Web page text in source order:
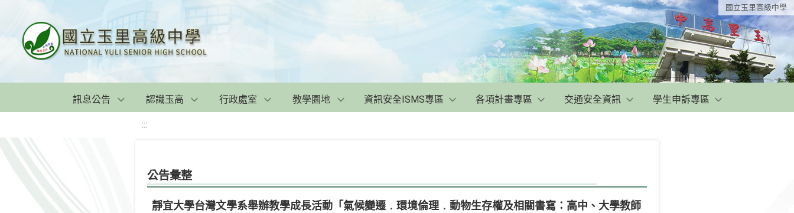
國立玉里高級中學
訊息公告 認識玉高 行政處室 教學園地 資訊安全ISMS專區 各項計畫專區 交通安全資訊 學生申訴專區
:::
公告彙整
靜宜大學台灣文學系舉辦教學成長活動「氣候變遷﹒環境倫理﹒動物生存權及相關書寫：高中、大學教師